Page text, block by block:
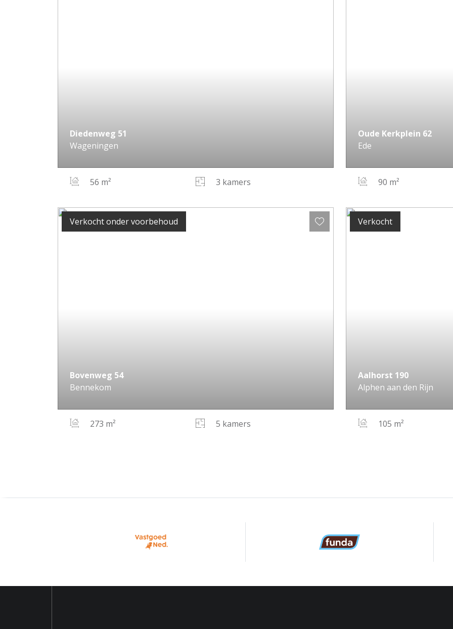
Diedenweg 51
Wageningen
56 m² 3 kamers
Oude Kerkplein 62
Ede
90 m²
Verkocht onder voorbehoud
Bovenweg 54
Bennekom
273 m² 5 kamers
Verkocht
Aalhorst 190
Alphen aan den Rijn
105 m²